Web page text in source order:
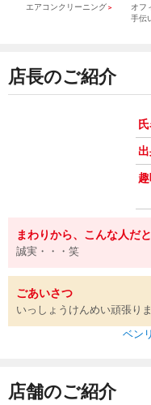
エアコンクリーニング ＞
オフ
手伝
店長のご紹介
まわりから、こんな人だ
誠実・・・笑
ごあいさつ
いっしょうけんめい頑張り
ベン
店舗のご紹介